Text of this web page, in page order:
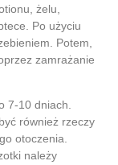
żelu,
Po użyciu
Potem,
zamrażanie
7-10 dniach.
również rzeczy
otoczenia.
należy